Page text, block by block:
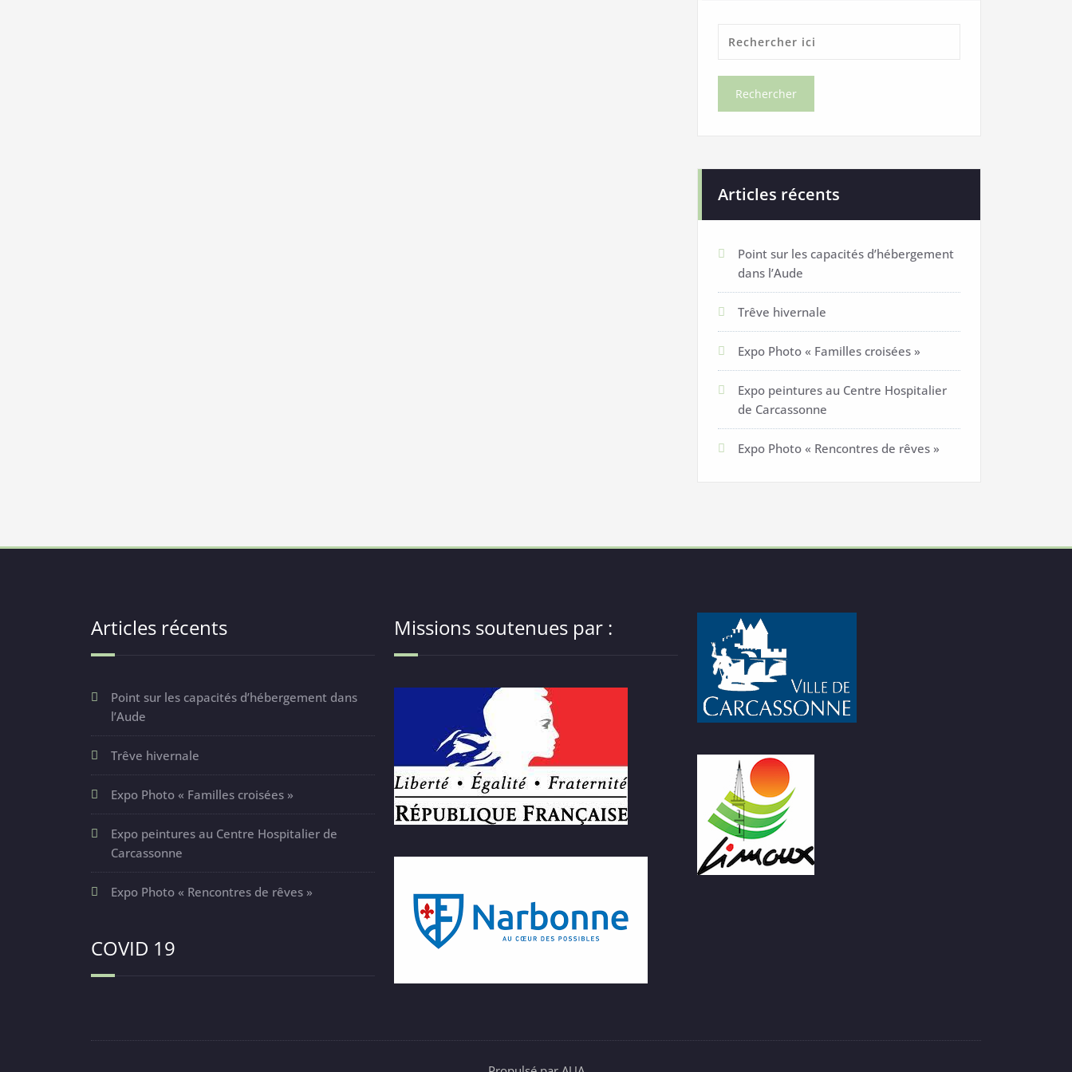
Articles récents
Point sur les capacités d’hébergement
dans l’Aude
Trêve hivernale
Expo Photo « Familles croisées »
Expo peintures au Centre Hospitalier
de Carcassonne
Expo Photo « Rencontres de rêves »
Articles récents
Point sur les capacités d’hébergement dans
l’Aude
Trêve hivernale
Expo Photo « Familles croisées »
Expo peintures au Centre Hospitalier de
Carcassonne
Expo Photo « Rencontres de rêves »
COVID 19
Missions soutenues par :